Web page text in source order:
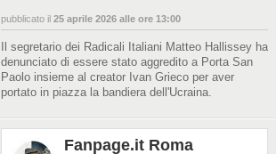
pubblicato il 25 aprile 2026 alle ore 13:00
Il segretario dei Radicali Italiani Matteo Hallissey ha
denunciato di essere stato aggredito a Porta San
Paolo insieme al creator Ivan Grieco per aver
portato in piazza la bandiera dell'Ucraina.
Fanpage.it Roma